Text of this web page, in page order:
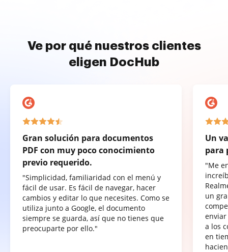
Ve por qué nuestros clientes
eligen DocHub
Gran solución para documentos
PDF con muy poco conocimiento
previo requerido.
"Simplicidad, familiaridad con el menú y
fácil de usar. Es fácil de navegar, hacer
cambios y editar lo que necesites. Como se
utiliza junto a Google, el documento
siempre se guarda, así que no tienes que
preocuparte por ello."
Un
para
"Me
un
a los
en